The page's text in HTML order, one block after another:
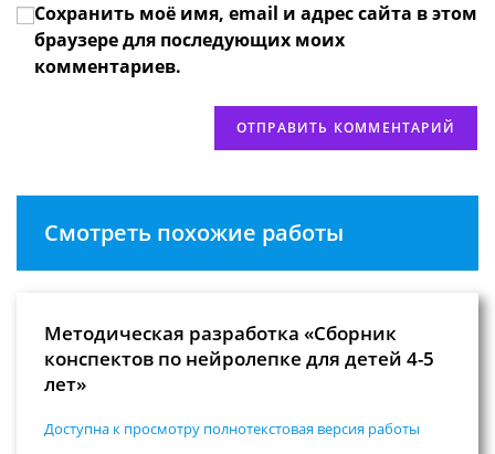
веб-
сайта
(необязательно)
Сохранить моё имя, email и адрес сайта в этом
браузере для последующих моих
комментариев.
Смотреть похожие работы
Методическая разработка «Сборник
конспектов по нейролепке для детей 4-5
лет»
Доступна к просмотру полнотекстовая версия работы